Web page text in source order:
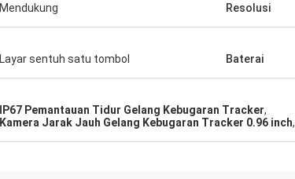
Mendukung Resolusi
Layar sentuh satu tombol Baterai
IP67 Pemantauan Tidur Gelang Kebugaran Tracker,
Kamera Jarak Jauh Gelang Kebugaran Tracker 0.96 inch,